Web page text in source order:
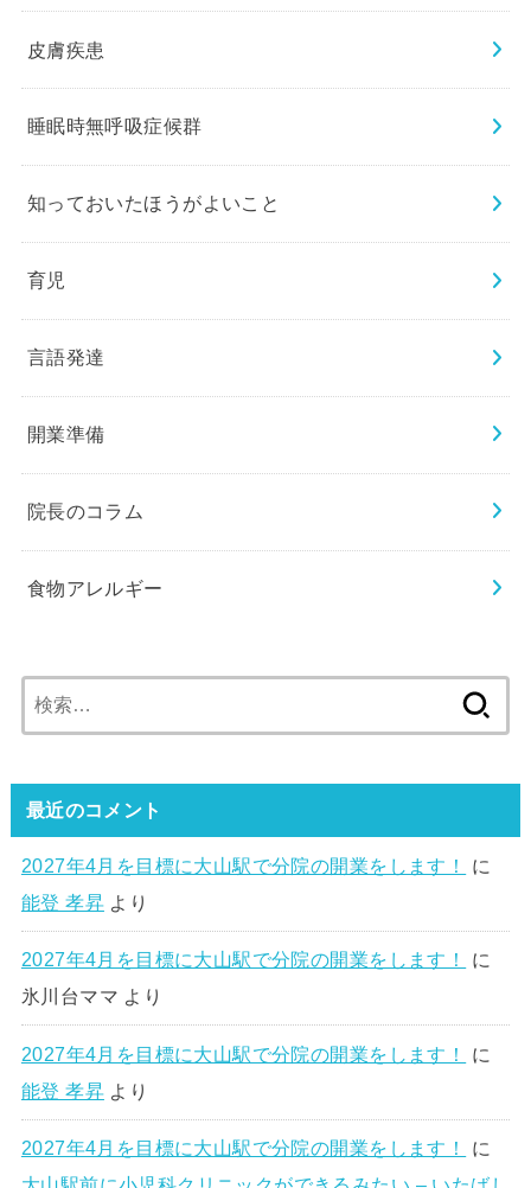
皮膚疾患
睡眠時無呼吸症候群
知っておいたほうがよいこと
育児
言語発達
開業準備
院長のコラム
食物アレルギー
索:
最近のコメント
2027年4月を目標に大山駅で分院の開業をします！
に
能登 孝昇より
2027年4月を目標に大山駅で分院の開業をします！
に
氷川台ママ より
2027年4月を目標に大山駅で分院の開業をします！
に
能登 孝昇より
2027年4月を目標に大山駅で分院の開業をします！
に